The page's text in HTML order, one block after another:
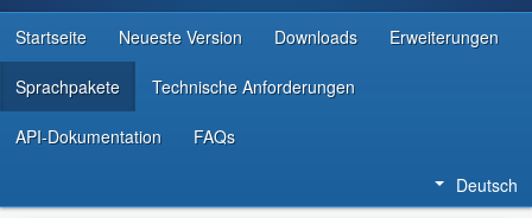
RESSOURCEN FÜR ENTWICKLER
Startseite Neueste Version Downloads Erweiterungen
Sprachpakete Technische Anforderungen
API-Dokumentation FAQs
Deutsch